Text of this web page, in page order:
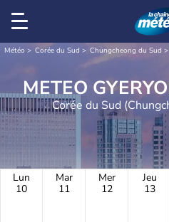
Météo Corée du Sud Chungcheong du Sud
METEO
Corée du Sud
Lun
10
Mar
11
Mer
12
Jeu
13